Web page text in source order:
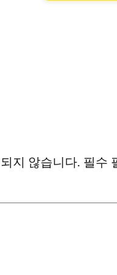
지 않습니다. 필수